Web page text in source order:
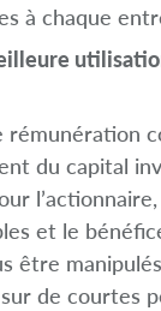
à chaque
rémunération
du capital
et le
être
de courtes